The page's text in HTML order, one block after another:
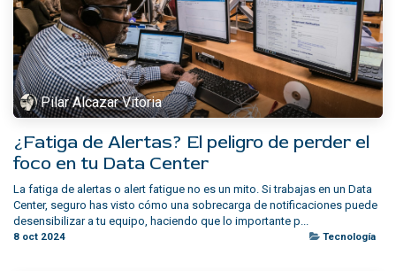
Pilar Alcazar Vitoria
¿Fatiga de Alertas? El peligro de perder el
foco en tu Data Center
La fatiga de alertas o alert fatigue no es un mito. Si trabajas en un Data
Center, seguro has visto cómo una sobrecarga de notificaciones puede
desensibilizar a tu equipo, haciendo que lo importante p...
8 oct 2024 Tecnología